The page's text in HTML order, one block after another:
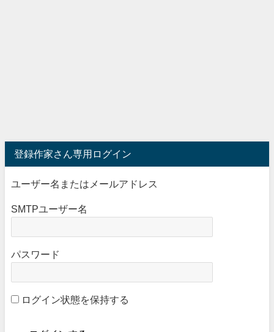
登録作家さん専用ログイン
ユーザー名またはメールアドレス
SMTPユーザー名
パスワード
ログイン状態を保持する